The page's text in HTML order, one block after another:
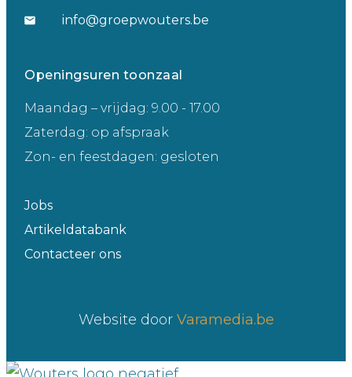
info@groepwouters.be
Openingsuren toonzaal
Maandag – vrijdag: 9.00 - 17.00
Zaterdag: op afspraak
Zon- en feestdagen: gesloten
Jobs
Artikeldatabank
Contacteer ons
Website door Varamedia.be